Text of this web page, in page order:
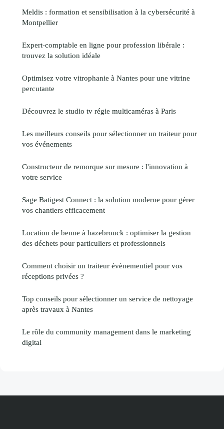
Meldis : formation et sensibilisation à la cybersécurité à
Montpellier
Expert-comptable en ligne pour profession libérale :
trouvez la solution idéale
Optimisez votre vitrophanie à Nantes pour une vitrine
percutante
Découvrez le studio tv régie multicaméras à Paris
Les meilleurs conseils pour sélectionner un traiteur pour
vos événements
Constructeur de remorque sur mesure : l'innovation à
votre service
Sage Batigest Connect : la solution moderne pour gérer
vos chantiers efficacement
Location de benne à hazebrouck : optimiser la gestion
des déchets pour particuliers et professionnels
Comment choisir un traiteur évènementiel pour vos
réceptions privées ?
Top conseils pour sélectionner un service de nettoyage
après travaux à Nantes
Le rôle du community management dans le marketing
digital